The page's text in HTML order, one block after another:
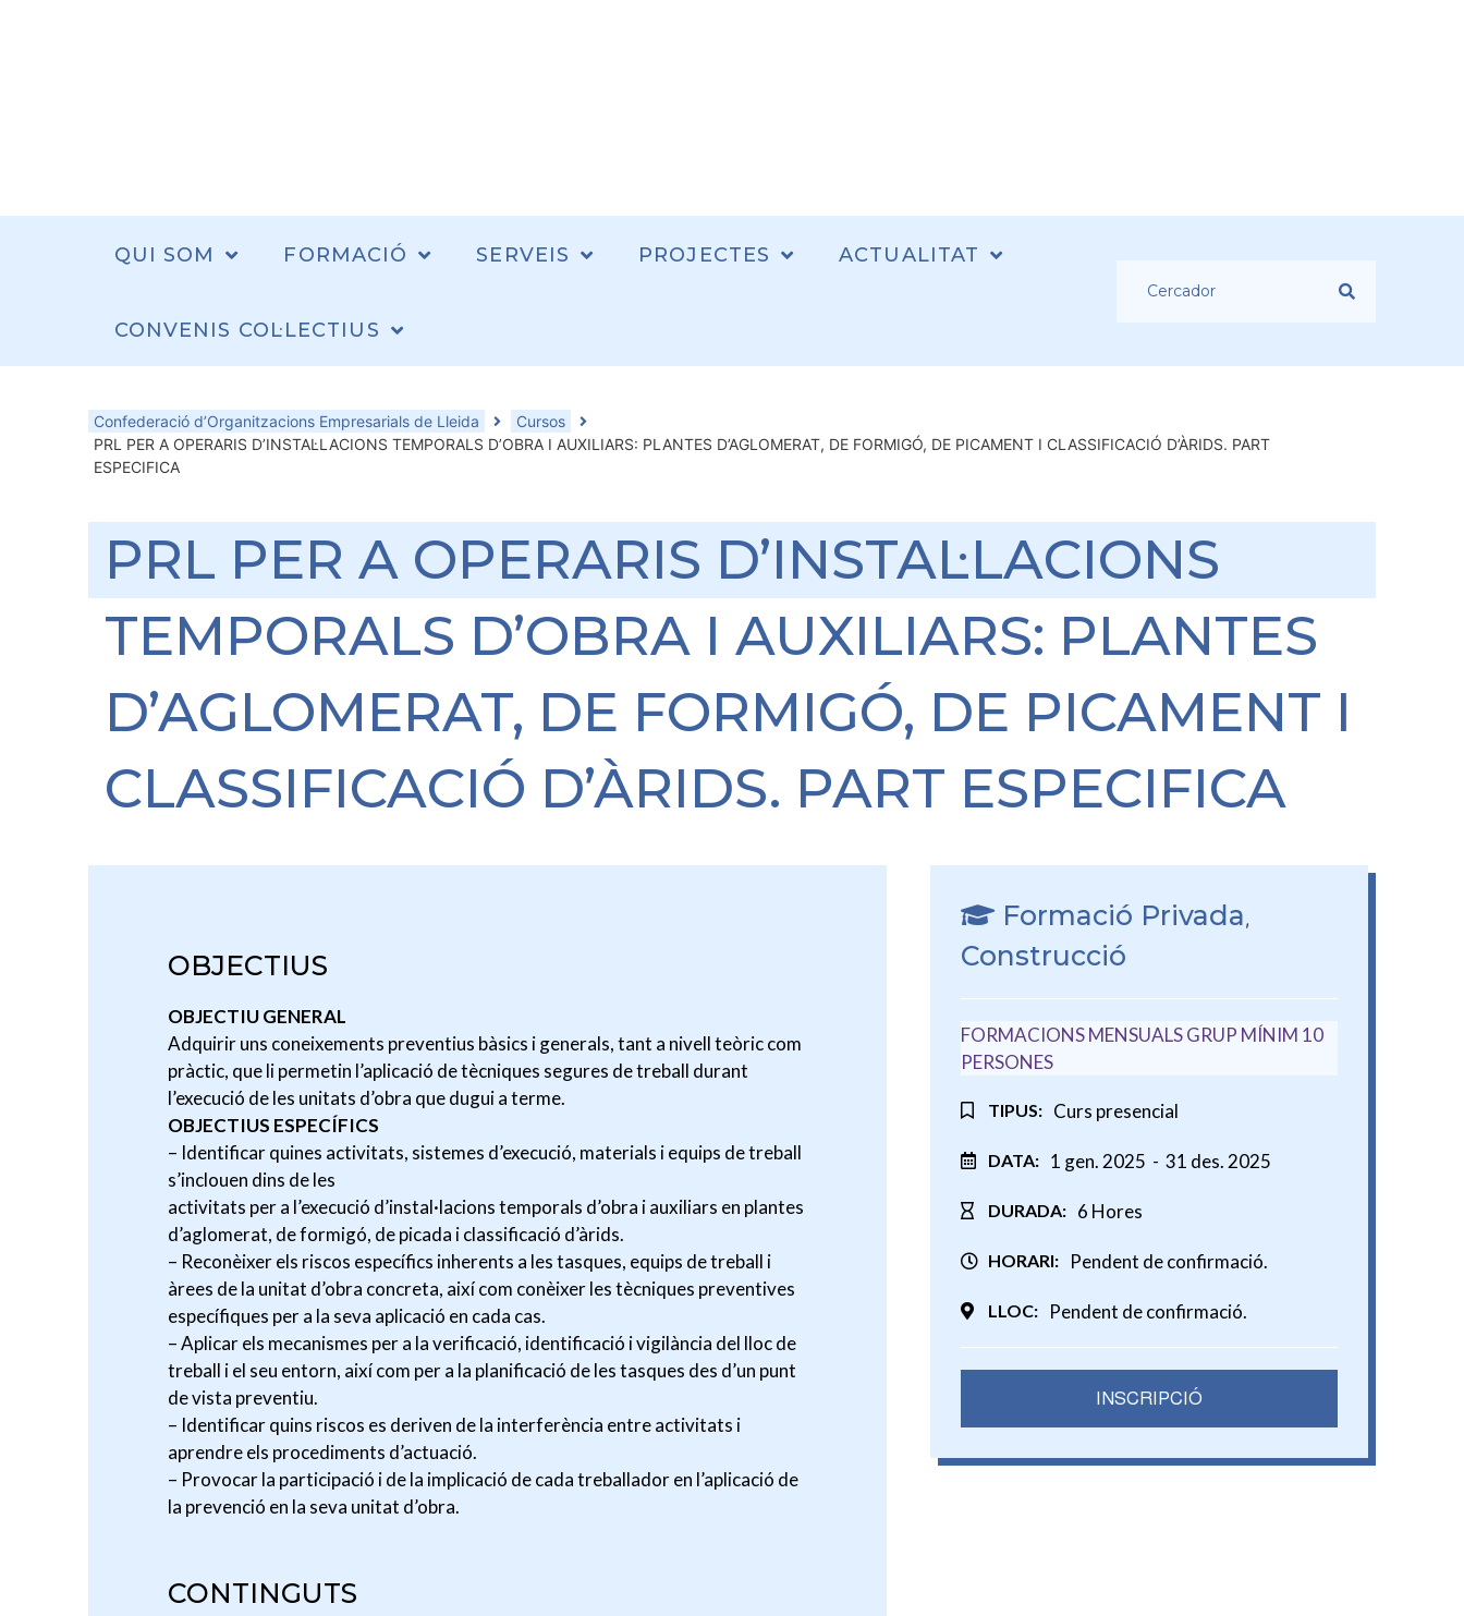
QUI SOM FORMACIÓ SERVEIS PROJECTES ACTUALITAT
CONVENIS COL·LECTIUS
Confederació d’Organitzacions Empresarials de Lleida
Cursos
PRL PER A OPERARIS D’INSTAL·LACIONS TEMPORALS D’OBRA I AUXILIARS: PLANTES D’AGLOMERAT, DE FORMIGÓ, DE PICAMENT I CLASSIFICACIÓ D’ÀRIDS. PART
ESPECIFICA
PRL PER A OPERARIS D’INSTAL·LACIONS
TEMPORALS D’OBRA I AUXILIARS: PLANTES
D’AGLOMERAT, DE FORMIGÓ, DE PICAMENT I
CLASSIFICACIÓ D’ÀRIDS. PART ESPECIFICA
OBJECTIUS
OBJECTIU GENERAL
Adquirir uns coneixements preventius bàsics i generals, tant a nivell teòric com
pràctic, que li permetin l’aplicació de tècniques segures de treball durant
l’execució de les unitats d’obra que dugui a terme.
OBJECTIUS ESPECÍFICS
– Identificar quines activitats, sistemes d’execució, materials i equips de treball
s’inclouen dins de les
activitats per a l’execució d’instal·lacions temporals d’obra i auxiliars en plantes
d’aglomerat, de formigó, de picada i classificació d’àrids.
– Reconèixer els riscos específics inherents a les tasques, equips de treball i
àrees de la unitat d’obra concreta, així com conèixer les tècniques preventives
específiques per a la seva aplicació en cada cas.
– Aplicar els mecanismes per a la verificació, identificació i vigilància del lloc de
treball i el seu entorn, així com per a la planificació de les tasques des d’un punt
de vista preventiu.
– Identificar quins riscos es deriven de la interferència entre activitats i
aprendre els procediments d’actuació.
– Provocar la participació i de la implicació de cada treballador en l’aplicació de
la prevenció en la seva unitat d’obra.
CONTINGUTS
Formació Privada,
Construcció
FORMACIONS MENSUALS GRUP MÍNIM 10
PERSONES
TIPUS: Curs presencial
DATA: 1 gen. 2025 - 31 des. 2025
DURADA: 6 Hores
HORARI: Pendent de confirmació.
LLOC: Pendent de confirmació.
INSCRIPCIÓ